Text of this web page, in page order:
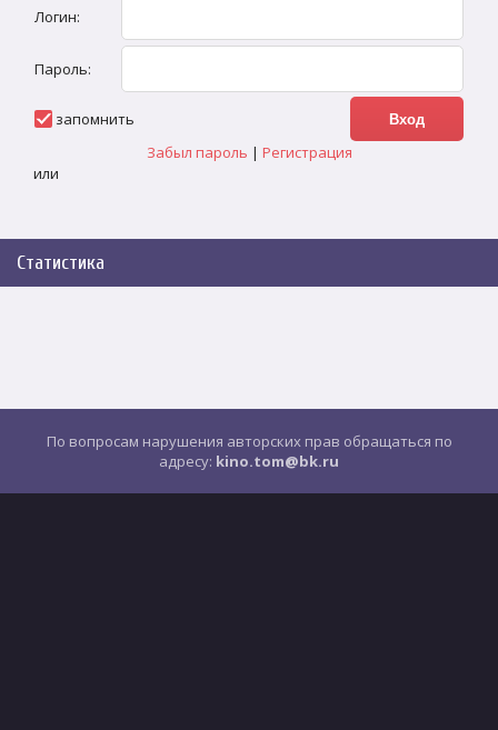
Логин:
Пароль:
запомнить
Забыл пароль | Регистрация
или
Статистика
По вопросам нарушения авторских прав обращаться по
адресу: kino.tom@bk.ru